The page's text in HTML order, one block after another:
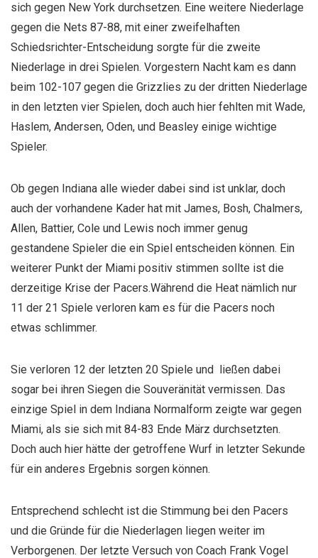
sich gegen New York durchsetzen. Eine weitere Niederlage
gegen die Nets 87-88, mit einer zweifelhaften
Schiedsrichter-Entscheidung sorgte für die zweite
Niederlage in drei Spielen. Vorgestern Nacht kam es dann
beim 102-107 gegen die Grizzlies zu der dritten Niederlage
in den letzten vier Spielen, doch auch hier fehlten mit Wade,
Haslem, Andersen, Oden, und Beasley einige wichtige
Spieler.
Ob gegen Indiana alle wieder dabei sind ist unklar, doch
auch der vorhandene Kader hat mit James, Bosh, Chalmers,
Allen, Battier, Cole und Lewis noch immer genug
gestandene Spieler die ein Spiel entscheiden können. Ein
weiterer Punkt der Miami positiv stimmen sollte ist die
derzeitige Krise der Pacers.Während die Heat nämlich nur
11 der 21 Spiele verloren kam es für die Pacers noch
etwas schlimmer.
Sie verloren 12 der letzten 20 Spiele und ließen dabei
sogar bei ihren Siegen die Souveränität vermissen. Das
einzige Spiel in dem Indiana Normalform zeigte war gegen
Miami, als sie sich mit 84-83 Ende März durchsetzten.
Doch auch hier hätte der getroffene Wurf in letzter Sekunde
für ein anderes Ergebnis sorgen können.
Entsprechend schlecht ist die Stimmung bei den Pacers
und die Gründe für die Niederlagen liegen weiter im
Verborgenen. Der letzte Versuch von Coach Frank Vogel